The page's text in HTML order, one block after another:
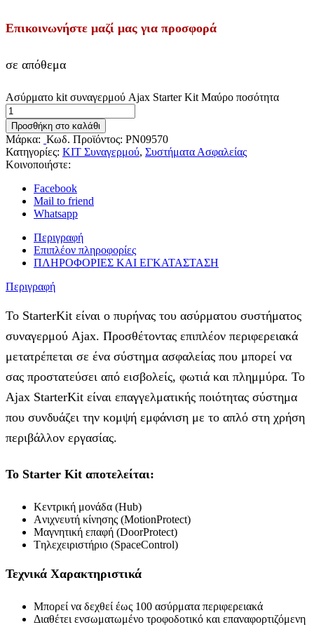
Επικοινωνήστε μαζί μας για προσφορά
σε απόθεμα
Ασύρματο kit συναγερμού Ajax Starter Kit Μαύρο ποσότητα
Προσθήκη στο καλάθι
Μάρκα: Κωδ. Προϊόντος: PN09570
Κατηγορίες: ΚΙΤ Συναγερμού, Συστήματα Ασφαλείας
Κοινοποιήστε:
Facebook
Mail to friend
Whatsapp
Περιγραφή
Επιπλέον πληροφορίες
ΠΛΗΡΟΦΟΡΙΕΣ ΚΑΙ ΕΓΚΑΤΑΣΤΑΣΗ
Περιγραφή
Το StarterKit είναι ο πυρήνας του ασύρματου συστήματος
συναγερμού Ajax. Προσθέτοντας επιπλέον περιφερειακά
μετατρέπεται σε ένα σύστημα ασφαλείας που μπορεί να
σας προστατεύσει από εισβολείς, φωτιά και πλημμύρα. Το
Ajax StarterKit είναι επαγγελματικής ποιότητας σύστημα
που συνδυάζει την κομψή εμφάνιση με το απλό στη χρήση
περιβάλλον εργασίας.
To Starter Kit αποτελείται:
Kεντρική μονάδα (Hub)
Aνιχνευτή κίνησης (MotionProtect)
Mαγνητική επαφή (DoorProtect)
Tηλεχειριστήριο (SpaceControl)
Τεχνικά Χαρακτηριστικά
Μπορεί να δεχθεί έως 100 ασύρματα περιφερειακά
Διαθέτει ενσωματωμένο τροφοδοτικό και επαναφορτιζόμενη